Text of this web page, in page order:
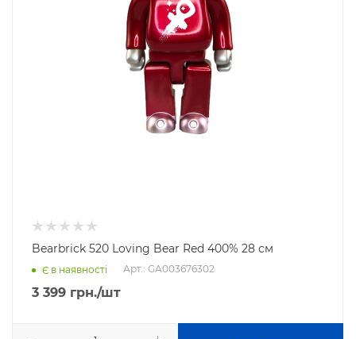
Bearbrick 520 Loving Bear Red 400% 28 см
Є в наявності Арт.: GA003676302
3 399 грн./шт